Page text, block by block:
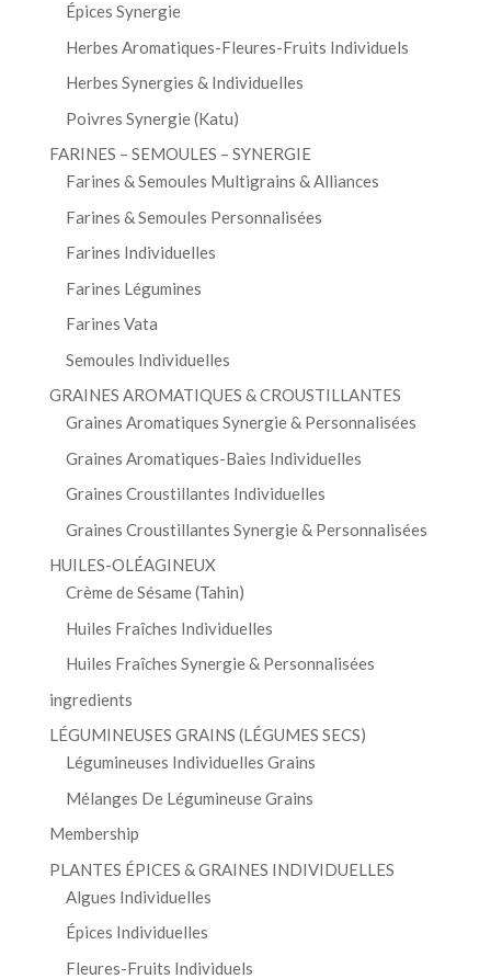
Épices Synergie
Herbes Aromatiques-Fleures-Fruits Individuels
Herbes Synergies & Individuelles
Poivres Synergie (Katu)
FARINES – SEMOULES – SYNERGIE
Farines & Semoules Multigrains & Alliances
Farines & Semoules Personnalisées
Farines Individuelles
Farines Légumines
Farines Vata
Semoules Individuelles
GRAINES AROMATIQUES & CROUSTILLANTES
Graines Aromatiques Synergie & Personnalisées
Graines Aromatiques-Baies Individuelles
Graines Croustillantes Individuelles
Graines Croustillantes Synergie & Personnalisées
HUILES-OLÉAGINEUX
Crème de Sésame (Tahin)
Huiles Fraîches Individuelles
Huiles Fraîches Synergie & Personnalisées
ingredients
LÉGUMINEUSES GRAINS (LÉGUMES SECS)
Légumineuses Individuelles Grains
Mélanges De Légumineuse Grains
Membership
PLANTES ÉPICES & GRAINES INDIVIDUELLES
Algues Individuelles
Épices Individuelles
Fleures-Fruits Individuels